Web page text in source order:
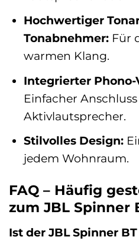
Hochwertiger
Tonabnehmer:Für
warmen Klang.
Integrierter Phono-
Einfacher
Aktivlautsprecher.
Stilvolles Design:
jedem Wohnraum.
FAQ – Häufig
zum JBL Spinner
Ist der JBL Spinner